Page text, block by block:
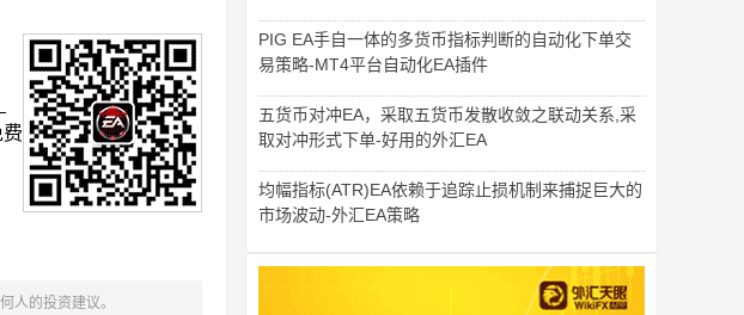
人的投资建议。
PIG EA手自一体的多货币指标判断的自动化下单交
易策略-MT4平台自动化EA插件
五货币对冲EA，采取五货币发散收敛之联动关系,采
取对冲形式下单-好用的外汇EA
均幅指标(ATR)EA依赖于追踪止损机制来捕捉巨大的
市场波动-外汇EA策略